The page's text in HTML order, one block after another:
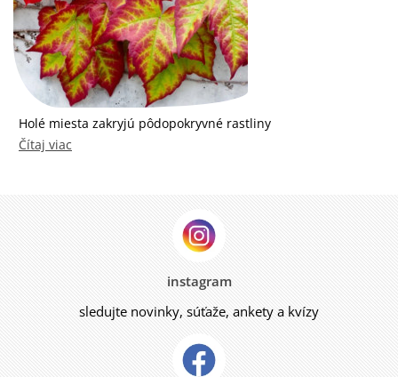
Holé miesta zakryjú pôdopokryvné rastliny
Čítaj viac
instagram
sledujte novinky, súťaže, ankety a kvízy